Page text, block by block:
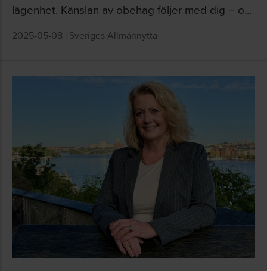
lägenhet. Känslan av obehag följer med dig – o...
2025-05-08 | Sveriges Allmännytta